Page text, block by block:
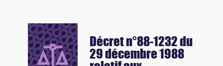
Décret n°88-1232 du
29 décembre 1988